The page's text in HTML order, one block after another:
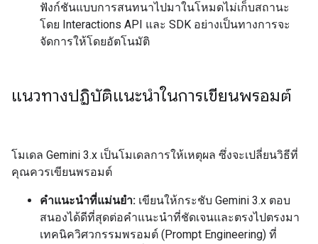
ฟังก์ชันแบบการสนทนาไปมาในโหมดไม่เก็บสถานะ
โดย Interactions API และ SDK อย่างเป็นทางการจะ
จัดการให้โดยอัตโนมัติ
แนวทางปฏิบัติแนะนำในการเขียนพรอมต์
โมเดล Gemini 3.x เป็นโมเดลการให้เหตุผล ซึ่งจะเปลี่ยนวิธีที่
คุณควรเขียนพรอมต์
คำแนะนำที่แม่นยำ: เขียนให้กระชับ Gemini 3.x ตอบ
สนองได้ดีที่สุดต่อคำแนะนำที่ชัดเจนและตรงไปตรงมา
เทคนิควิศวกรรมพรอมต์ (Prompt Engineering) ที่